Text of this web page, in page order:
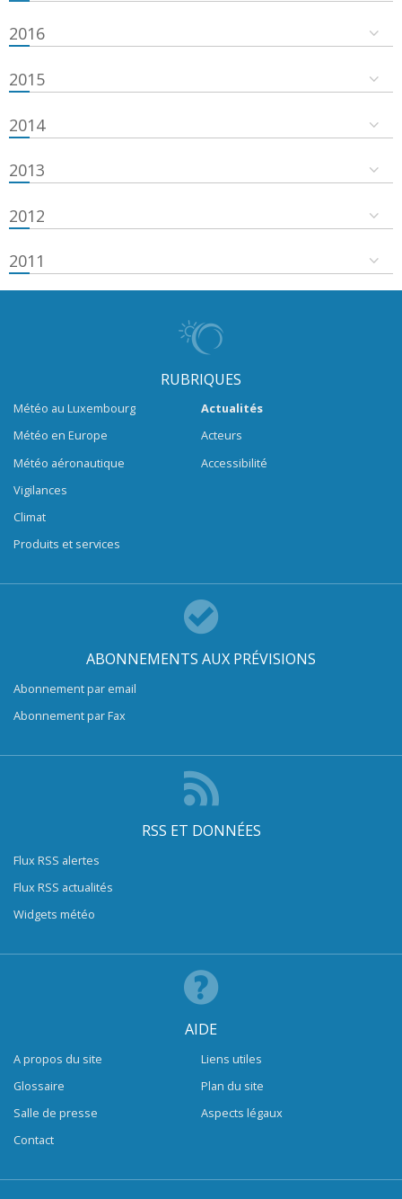
2016
2015
2014
2013
2012
2011
RUBRIQUES
Météo au Luxembourg
Météo en Europe
Météo aéronautique
Vigilances
Climat
Produits et services
Actualités
Acteurs
Accessibilité
ABONNEMENTS AUX PRÉVISIONS
Abonnement par email
Abonnement par Fax
RSS ET DONNÉES
Flux RSS alertes
Flux RSS actualités
Widgets météo
AIDE
A propos du site
Glossaire
Salle de presse
Contact
Liens utiles
Plan du site
Aspects légaux